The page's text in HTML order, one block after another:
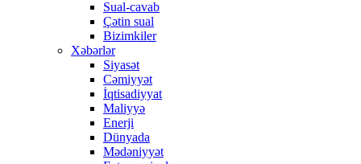
Sual-cavab
Çətin sual
Bizimkiler
Xəbərlər
Siyasət
Cəmiyyət
İqtisadiyyat
Maliyyə
Enerji
Dünyada
Mədəniyyət